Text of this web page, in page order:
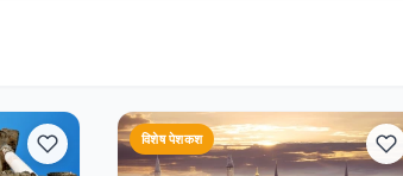
विशेष पेशकश